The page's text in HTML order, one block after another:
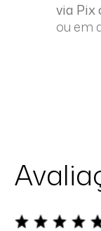
via Pix
ou em